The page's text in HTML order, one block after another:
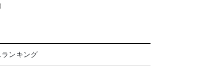
ンキング